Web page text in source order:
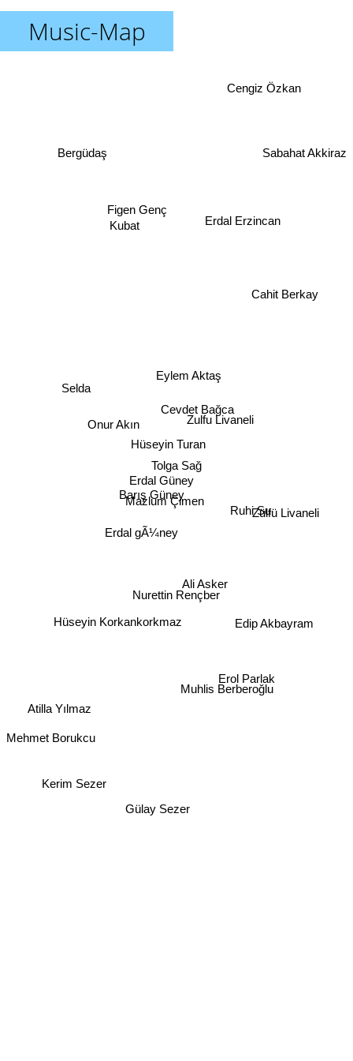
Music-Map
Tolga Sağ
Barış Güney
Hüseyin Turan
Erdal Güney
Mazlum Çimen
Erdal gÃ¼ney
Cevdet Bağca
Zulfu Livaneli
Erdal Erzincan
Ali Asker
Eylem Aktaş
Kubat
Ruhi Su
Nurettin Rençber
Figen Genç
Erol Parlak
Onur Akın
Selda
Hüseyin Korkankorkmaz
Gülay Sezer
Muhlis Berberoğlu
Cahit Berkay
Cengiz Özkan
Mehmet Borukcu
Atilla Yılmaz
Kerim Sezer
Edip Akbayram
Zülfü Livaneli
Sabahat Akkiraz
Bergüdaş